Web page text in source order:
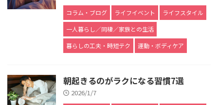
コラム・ブログ ライフイベント
ライフスタイル
一人暮らし／同棲／家族との生活
暮らしの工夫・時短テク
運動・ボディケア
朝起きるのがラクになる習慣7選
2026/1/7